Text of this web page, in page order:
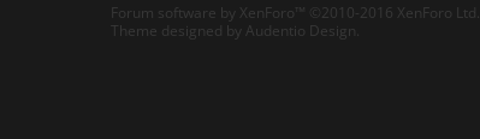
Forum software by XenForo™ ©2010-2016 XenForo Ltd.
Theme designed by Audentio Design.